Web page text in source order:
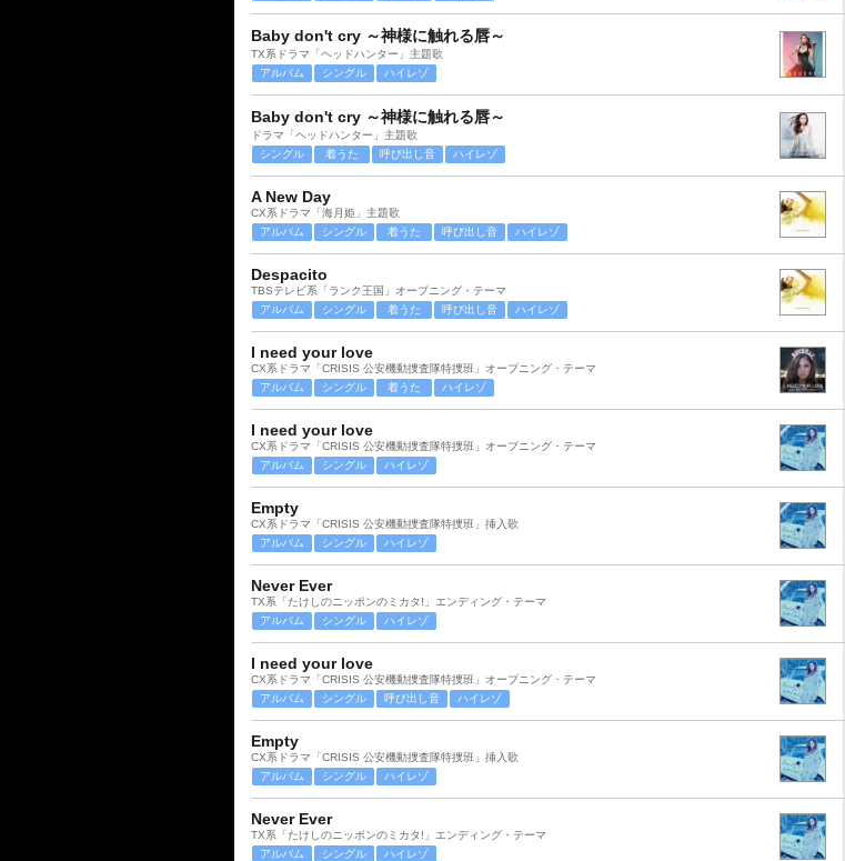
Baby don't cry ～神様に触れる唇～
TX系ドラマ「ヘッドハンター」主題歌
アルバム
シングル ハイレゾ
Baby don't cry ～神様に触れる唇～
ドラマ「ヘッドハンター」主題歌
シングル
着うた 呼び出し音 ハイレゾ
A New Day
CX系ドラマ「海月姫」主題歌
アルバム
シングル 着うた 呼び出し音 ハイレゾ
Despacito
TBSテレビ系「ランク王国」オープニング・テーマ
アルバム
シングル 着うた 呼び出し音 ハイレゾ
I need your love
CX系ドラマ「CRISIS 公安機動捜査隊特捜班」オープニング・テーマ
アルバム
シングル 着うた ハイレゾ
I need your love
CX系ドラマ「CRISIS 公安機動捜査隊特捜班」オープニング・テーマ
アルバム
シングル ハイレゾ
Empty
CX系ドラマ「CRISIS 公安機動捜査隊特捜班」挿入歌
アルバム
シングル ハイレゾ
Never Ever
TX系「たけしのニッポンのミカタ!」エンディング・テーマ
アルバム
シングル ハイレゾ
I need your love
CX系ドラマ「CRISIS 公安機動捜査隊特捜班」オープニング・テーマ
アルバム
シングル 呼び出し音 ハイレゾ
Empty
CX系ドラマ「CRISIS 公安機動捜査隊特捜班」挿入歌
アルバム
シングル ハイレゾ
Never Ever
TX系「たけしのニッポンのミカタ!」エンディング・テーマ
アルバム
シングル ハイレゾ